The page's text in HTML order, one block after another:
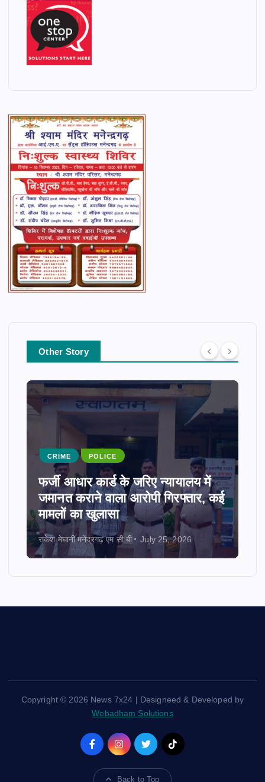
Other Story
CRIME POLICE
फर्जी आधार कार्ड के जरिए न्यायालय में
जमानत कराने वाला आरोपी गिरफ्तार, कई
मामलों का खुलासा
राकेश मेघानी मनेंद्रगढ़ एम सी बी July 25, 2026
Copyright © 2026 News 7x24 | Designeed & Developed by
Webadham Solutions
Back to Top